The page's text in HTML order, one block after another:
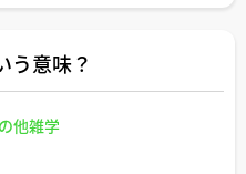
う意味？
他雑学